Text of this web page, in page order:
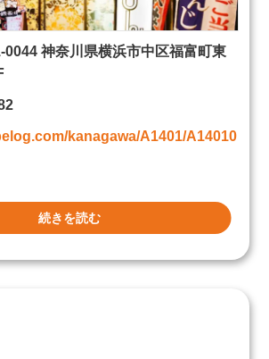
神奈川県横浜市中区福富町東
kanagawa/A1401/A14010
続きを読む